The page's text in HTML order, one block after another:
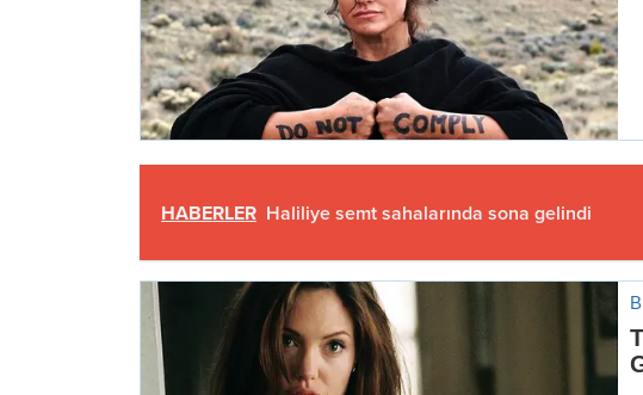
HABERLER Haliliye semt sahalarında sona gelindi